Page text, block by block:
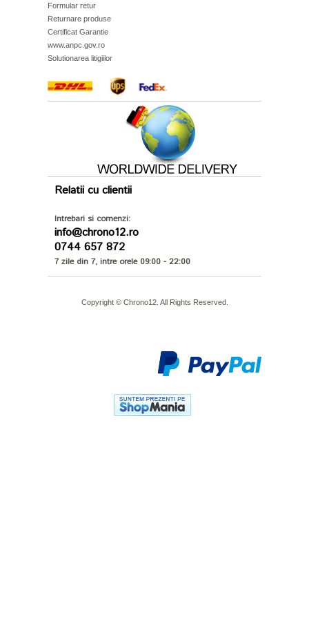
Formular retur
Returnare produse
Certificat Garantie
www.anpc.gov.ro
Solutionarea litigiilor
Relatii cu clientii
Intrebari si comenzi:
info@chrono12.ro
0744 657 872
7 zile din 7, intre orele 09:00 - 22:00
Copyright © Chrono12. All Rights Reserved.